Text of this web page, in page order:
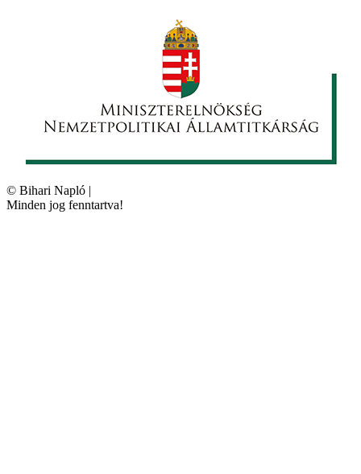
© Bihari Napló |
Minden jog fenntartva!